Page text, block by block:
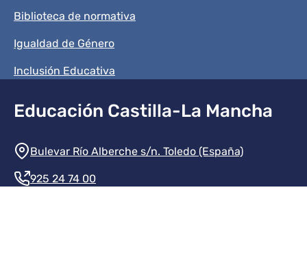
Biblioteca de normativa
Igualdad de Género
Inclusión Educativa
Educación Castilla-La Mancha
Información de la institución
Bulevar Río Alberche s/n. Toledo (España)
925 24 74 00